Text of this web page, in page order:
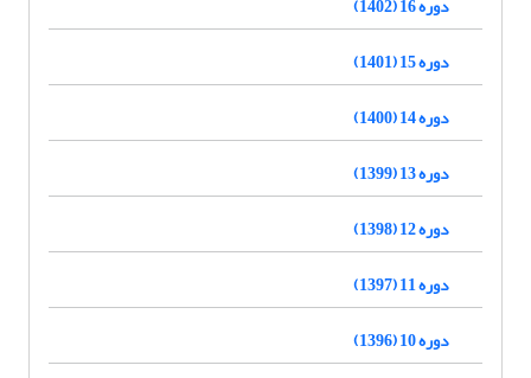
دوره 15 (1401)
دوره 14 (1400)
دوره 13 (1399)
دوره 12 (1398)
دوره 11 (1397)
دوره 10 (1396)